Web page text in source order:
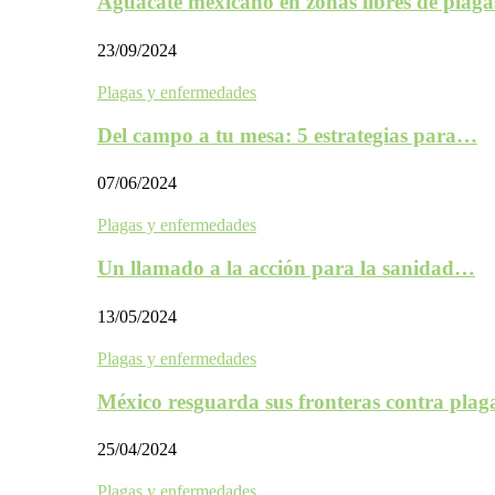
23/09/2024
Plagas y enfermedades
Del campo a tu mesa: 5 estrategias para…
07/06/2024
Plagas y enfermedades
Un llamado a la acción para la sanidad…
13/05/2024
Plagas y enfermedades
México resguarda sus fronteras contra
25/04/2024